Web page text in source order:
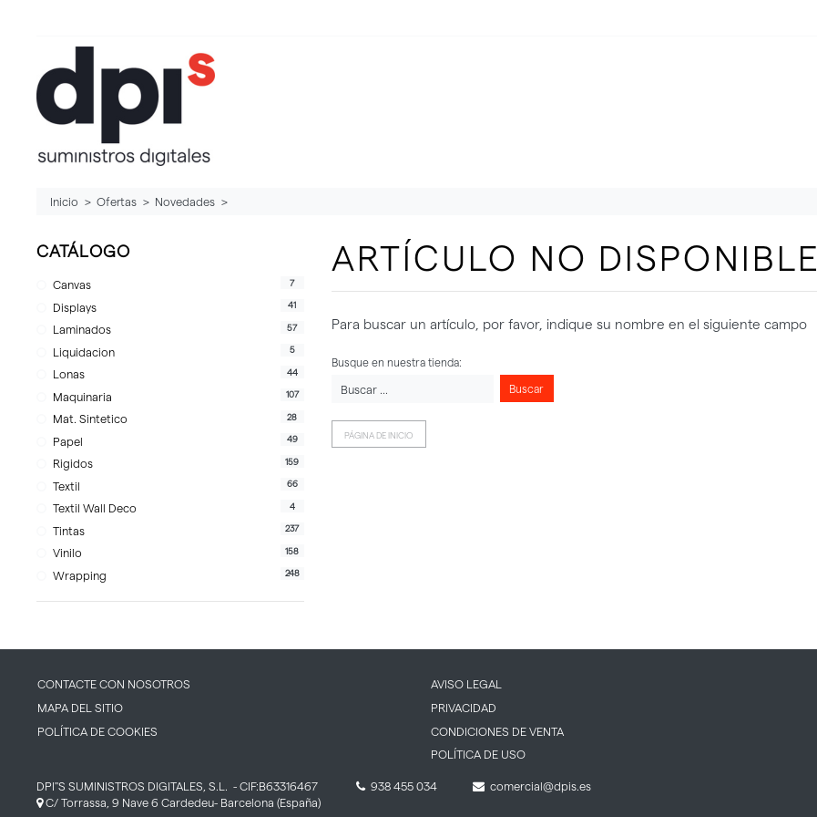
Inicio Ofertas Novedades
CATÁLOGO
Canvas 7
Displays 41
Laminados 57
Liquidacion 5
Lonas 44
Maquinaria 107
Mat. Sintetico 28
Papel 49
Rigidos 159
Textil 66
Textil Wall Deco 4
Tintas 237
Vinilo 158
Wrapping 248
ARTÍCULO NO DISPONIBLE
Para buscar un artículo, por favor, indique su nombre en el siguiente campo
Busque en nuestra tienda:
Buscar
PÁGINA DE INICIO
CONTACTE CON NOSOTROS
MAPA DEL SITIO
POLÍTICA DE COOKIES
AVISO LEGAL
PRIVACIDAD
CONDICIONES DE VENTA
POLÍTICA DE USO
DPI''S SUMINISTROS DIGITALES, S.L. - CIF:B63316467
C/ Torrassa, 9 Nave 6 Cardedeu- Barcelona (España)
938 455 034 comercial@dpis.es